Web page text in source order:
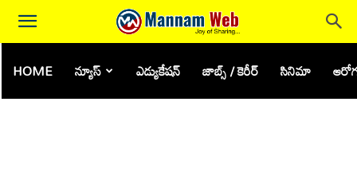
HOME న్యూస్ ఎడ్యుకేషన్ జాబ్స్ / కెరీర్ సినిమా